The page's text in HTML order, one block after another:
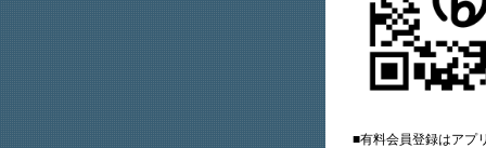
■有料会員登録はアプ